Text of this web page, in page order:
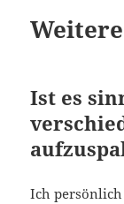
Ist es
Ich